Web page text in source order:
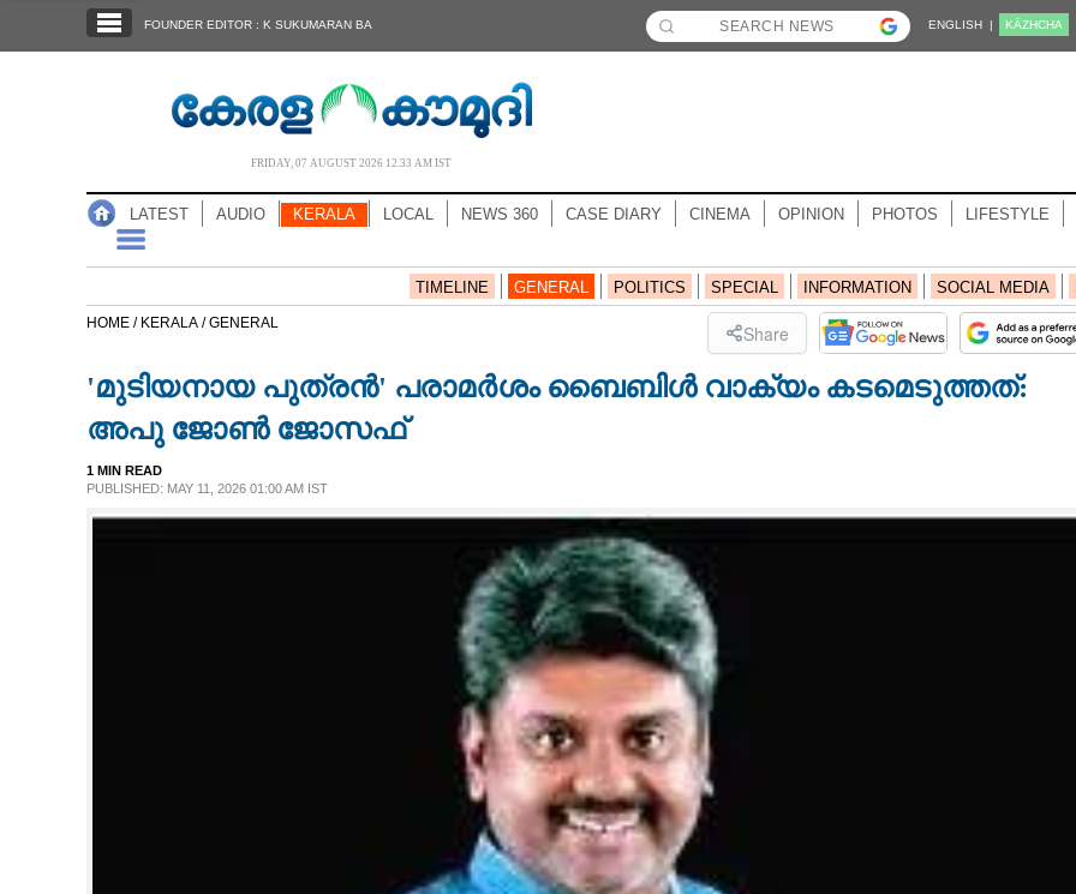
NOTIFIED NEWS
NEWS 360
CASE DIARY
FOUNDER EDITOR : K SUKUMARAN BA ENGLISH | KĀZHCHA
FRIDAY, 07 AUGUST 2026 12.33 AM IST
LATEST AUDIO KERALA LOCAL NEWS 360 CASE DIARY CINEMA OPINION PHOTOS LIFESTYLE
TIMELINE GENERAL POLITICS SPECIAL INFORMATION SOCIAL MEDIA
HOME / KERALA /GENERAL Share
'മുടിയനായ പുത്രൻ' പരാമർശം ബൈബിൾ വാക്യം കടമെടുത്തത്:
അപു ജോൺ ജോസഫ്
1 MIN READ
PUBLISHED: MAY 11, 2026 01:00 AM IST